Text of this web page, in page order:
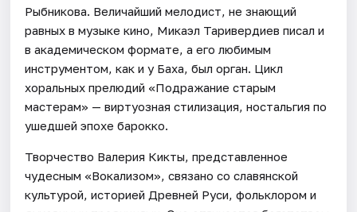
Рыбникова. Величайший мелодист, не знающий
равных в музыке кино, Микаэл Таривердиев писал и
в академическом формате, а его любимым
инструментом, как и у Баха, был орган. Цикл
хоральных прелюдий «Подражание старым
мастерам» — виртуозная стилизация, ностальгия по
ушедшей эпохе барокко.
Творчество Валерия Кикты, представленное
чудесным «Вокализом», связано со славянской
культурой, историей Древней Руси, фольклором и